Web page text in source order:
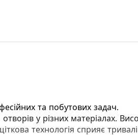
та побутових задач.
у різних матеріалах.
технологія сприяє